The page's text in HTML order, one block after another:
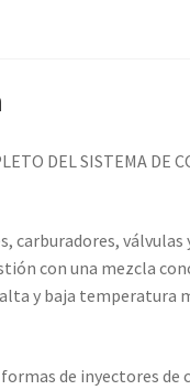
DEL SISTEMA DE
carburadores, válvulas
con una mezcla
y baja temperatura
de inyectores de